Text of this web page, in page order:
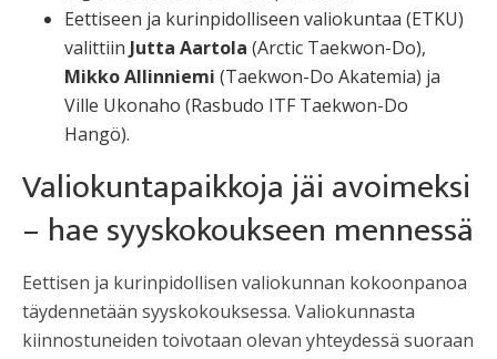
Eettiseen ja kurinpidolliseen valiokuntaa (ETKU)
valittiin Jutta Aartola (Arctic Taekwon-Do),
Mikko Allinniemi (Taekwon-Do Akatemia) ja
Ville Ukonaho (Rasbudo ITF Taekwon-Do
Hangö).
Valiokuntapaikkoja jäi avoimeksi
– hae syyskokoukseen mennessä
Eettisen ja kurinpidollisen valiokunnan kokoonpanoa
täydennetään syyskokouksessa. Valiokunnasta
kiinnostuneiden toivotaan olevan yhteydessä suoraan